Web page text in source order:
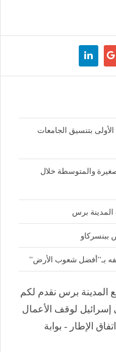
بتنسيق الجامعات
والمتوسطة خلال
ببنسركاو
بـ”أفضل شعوب الأرض”
المدينة برس نقدم لكم
لوقف الأعمال
الإطار - بوابة